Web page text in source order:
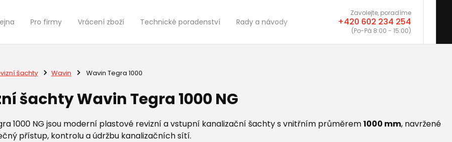
Pro firmy Vrácení zboží Technické poradenství Rady a návody
Zavolejte, poradíme
+420 602 234 254
(Po-Pá 8:00 - 15:00)
šachty Wavin Wavin Tegra 1000
šachty Wavin Tegra 1000 NG
1000 NG jsou moderní plastové revizní a vstupní kanalizační šachty s vnitřním průměrem1000 mm, navržené
přístup, kontrolu a údržbu kanalizačních sítí.